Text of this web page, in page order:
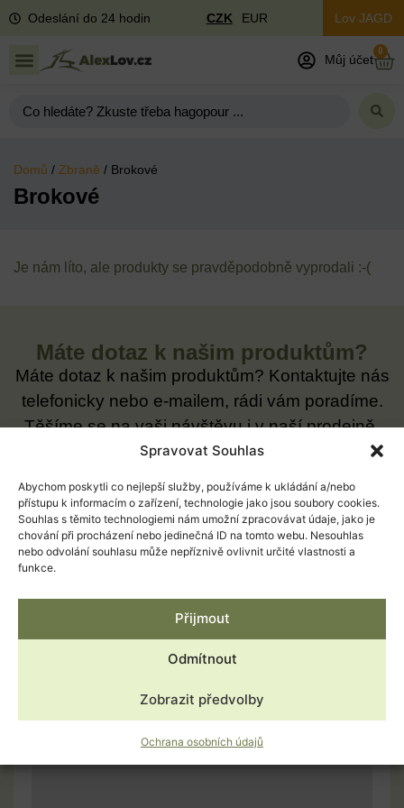
Spravovat Souhlas
Abychom poskytli co nejlepší služby, používáme k ukládání a/nebo
přístupu k informacím o zařízení, technologie jako jsou soubory cookies.
Souhlas s těmito technologiemi nám umožní zpracovávat údaje, jako je
chování při procházení nebo jedinečná ID na tomto webu. Nesouhlas
nebo odvolání souhlasu může nepříznivě ovlivnit určité vlastnosti a
funkce.
Přijmout
Odmítnout
Zobrazit předvolby
Ochrana osobních údajů
Odeslání do 24 hodin CZK EUR Lov JAGD
Můj účet
0
Domů / Zbraně / Brokové
Brokové
Je nám líto, ale produkty se pravděpodobně vyprodali :-(
Máte dotaz k našim produktům?
Máte dotaz k našim produktům? Kontaktujte nás
telefonicky nebo e-mailem, rádi vám poradíme.
Těšíme se na vaši návštěvu i v naší prodejně.